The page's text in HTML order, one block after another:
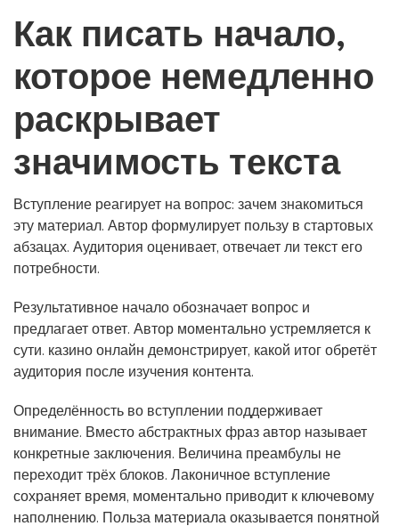
Как писать начало,
которое немедленно
раскрывает
значимость текста
Вступление реагирует на вопрос: зачем знакомиться
эту материал. Автор формулирует пользу в стартовых
абзацах. Аудитория оценивает, отвечает ли текст его
потребности.
Результативное начало обозначает вопрос и
предлагает ответ. Автор моментально устремляется к
сути. казино онлайн демонстрирует, какой итог обретёт
аудитория после изучения контента.
Определённость во вступлении поддерживает
внимание. Вместо абстрактных фраз автор называет
конкретные заключения. Величина преамбулы не
переходит трёх блоков. Лаконичное вступление
сохраняет время, моментально приводит к ключевому
наполнению. Польза материала оказывается понятной